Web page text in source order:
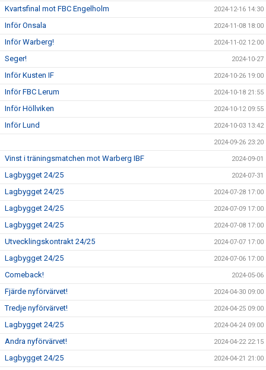
Kvartsfinal mot FBC Engelholm 2024-12-16 14:30
Inför Onsala 2024-11-08 18:00
Inför Warberg! 2024-11-02 12:00
Seger! 2024-10-27
Inför Kusten IF 2024-10-26 19:00
Inför FBC Lerum 2024-10-18 21:55
Inför Höllviken 2024-10-12 09:55
Inför Lund 2024-10-03 13:42
2024-09-26 23:20
Vinst i träningsmatchen mot Warberg IBF 2024-09-01
Lagbygget 24/25 2024-07-31
Lagbygget 24/25 2024-07-28 17:00
Lagbygget 24/25 2024-07-09 17:00
Lagbygget 24/25 2024-07-08 17:00
Utvecklingskontrakt 24/25 2024-07-07 17:00
Lagbygget 24/25 2024-07-06 17:00
Comeback! 2024-05-06
Fjärde nyförvärvet! 2024-04-30 09:00
Tredje nyförvärvet! 2024-04-25 09:00
Lagbygget 24/25 2024-04-24 09:00
Andra nyförvärvet! 2024-04-22 22:15
Lagbygget 24/25 2024-04-21 21:00